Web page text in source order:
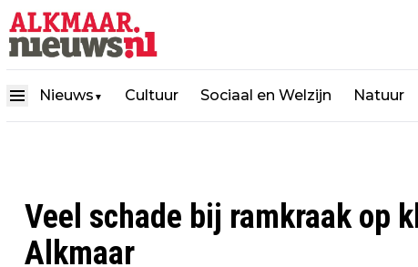
Nieuws ▼ Cultuur Sociaal en Welzijn Natuur
Veel schade bij ramkraak op
Alkmaar